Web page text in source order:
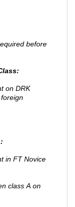
before
on DRK
in FT Novice
class A on